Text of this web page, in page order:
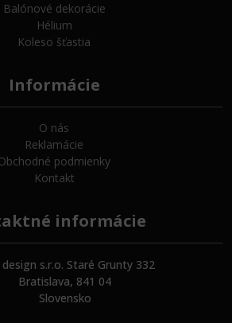
Balónové dekorácie
Hélium
Koleso šťastia
Informácie
O nás
Reklamácie
podmienky
Kontakt
informácie
design s.r.o. Staré Grunty 332
Bratislava, 841 04
Slovensko